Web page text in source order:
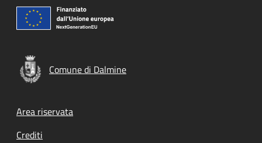
Comune di Dalmine
Footer menu
Area riservata
Crediti